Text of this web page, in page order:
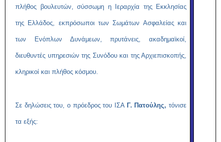
πλήθος βουλευτών, σύσσωμη η Ιεραρχία της Εκκλησίας
της Ελλάδος, εκπρόσωποι των Σωμάτων Ασφαλείας και
των Ενόπλων Δυνάμεων, πρυτάνεις, ακαδημαϊκοί,
διευθυντές υπηρεσιών της Συνόδου και της Αρχιεπισκοπής,
κληρικοί και πλήθος κόσμου.
Σε δηλώσεις του, ο πρόεδρος του ΙΣΑ Γ. Πατούλης, τόνισε
τα εξής: